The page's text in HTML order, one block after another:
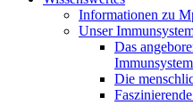
Informationen zu
Unser
Das
Immunsystem
Die